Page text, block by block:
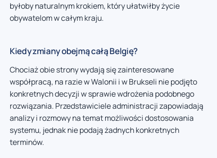
byłoby naturalnym krokiem, który ułatwiłby życie
obywatelom w całym kraju.
Kiedy zmiany obejmą całą Belgię?
Chociaż obie strony wydają się zainteresowane
współpracą, na razie w Walonii i w Brukseli nie podjęto
konkretnych decyzji w sprawie wdrożenia podobnego
rozwiązania. Przedstawiciele administracji zapowiadają
analizy i rozmowy na temat możliwości dostosowania
systemu, jednak nie podają żadnych konkretnych
terminów.